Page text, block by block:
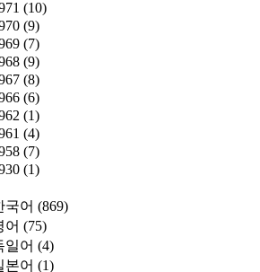
(10)
(9)
(7)
(9)
(8)
(6)
(1)
(4)
(7)
(1)
국어 (869)
어 (75)
일어 (4)
본어 (1)